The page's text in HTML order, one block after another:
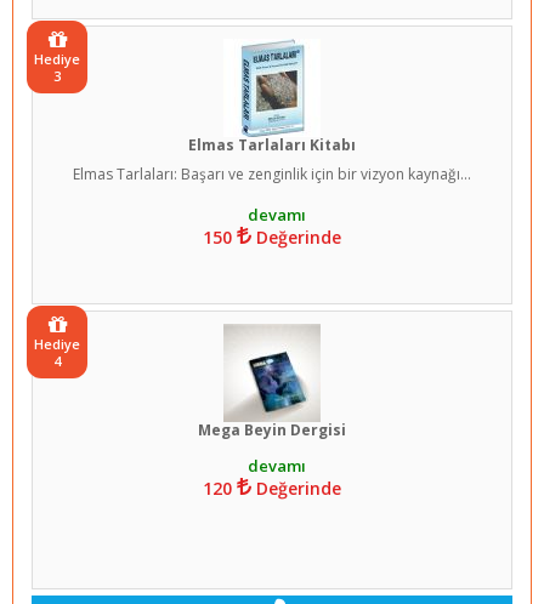
Elmas Tarlaları Kitabı
Elmas Tarlaları: Başarı ve zenginlik için bir vizyon kaynağı...
150 Değerinde
Hediye
3
Mega Beyin Dergisi
120 Değerinde
Hediye
4